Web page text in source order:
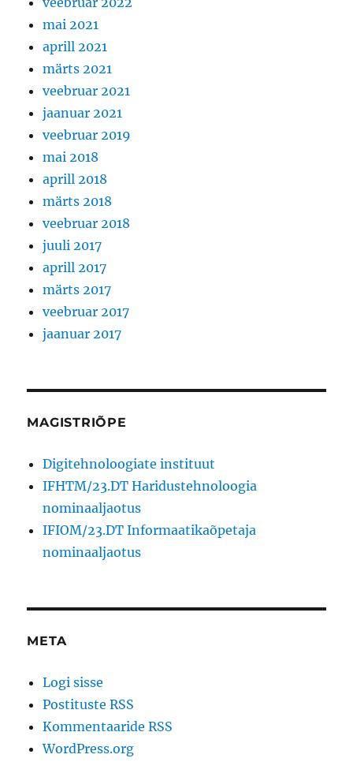
mai 2021
aprill 2021
märts 2021
veebruar 2021
jaanuar 2021
veebruar 2019
mai 2018
aprill 2018
märts 2018
veebruar 2018
juuli 2017
aprill 2017
märts 2017
veebruar 2017
jaanuar 2017
MAGISTRIÕPE
Digitehnoloogiate instituut
IFHTM/23.DT Haridustehnoloogia
nominaaljaotus
IFIOM/23.DT Informaatikaõpetaja
nominaaljaotus
META
Logi sisse
Postituste RSS
Kommentaaride RSS
WordPress.org